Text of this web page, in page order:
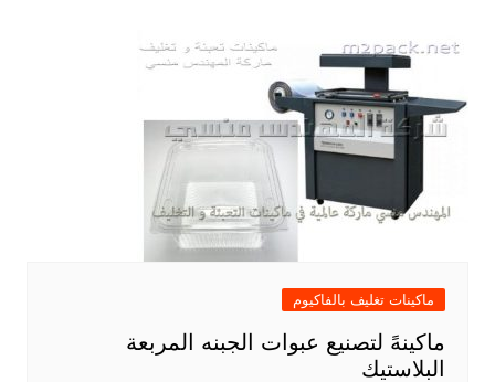
ماكينات تغليف بالفاكيوم
ماكينهً لتصنيع عبوات الجبنه المربعة
البلاستيك